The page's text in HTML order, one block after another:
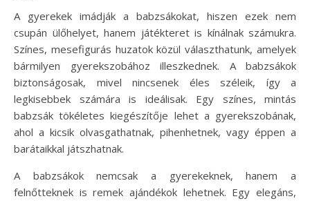
A gyerekek imádják a babzsákokat, hiszen ezek nem
csupán ülőhelyet, hanem játékteret is kínálnak számukra.
Színes, mesefigurás huzatok közül választhatunk, amelyek
bármilyen gyerekszobához illeszkednek. A babzsákok
biztonságosak, mivel nincsenek éles széleik, így a
legkisebbek számára is ideálisak. Egy színes, mintás
babzsák tökéletes kiegészítője lehet a gyerekszobának,
ahol a kicsik olvasgathatnak, pihenhetnek, vagy éppen a
barátaikkal játszhatnak.
A babzsákok nemcsak a gyerekeknek, hanem a
felnőtteknek is remek ajándékok lehetnek. Egy elegáns,